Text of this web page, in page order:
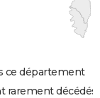
ce département
rarement décédés